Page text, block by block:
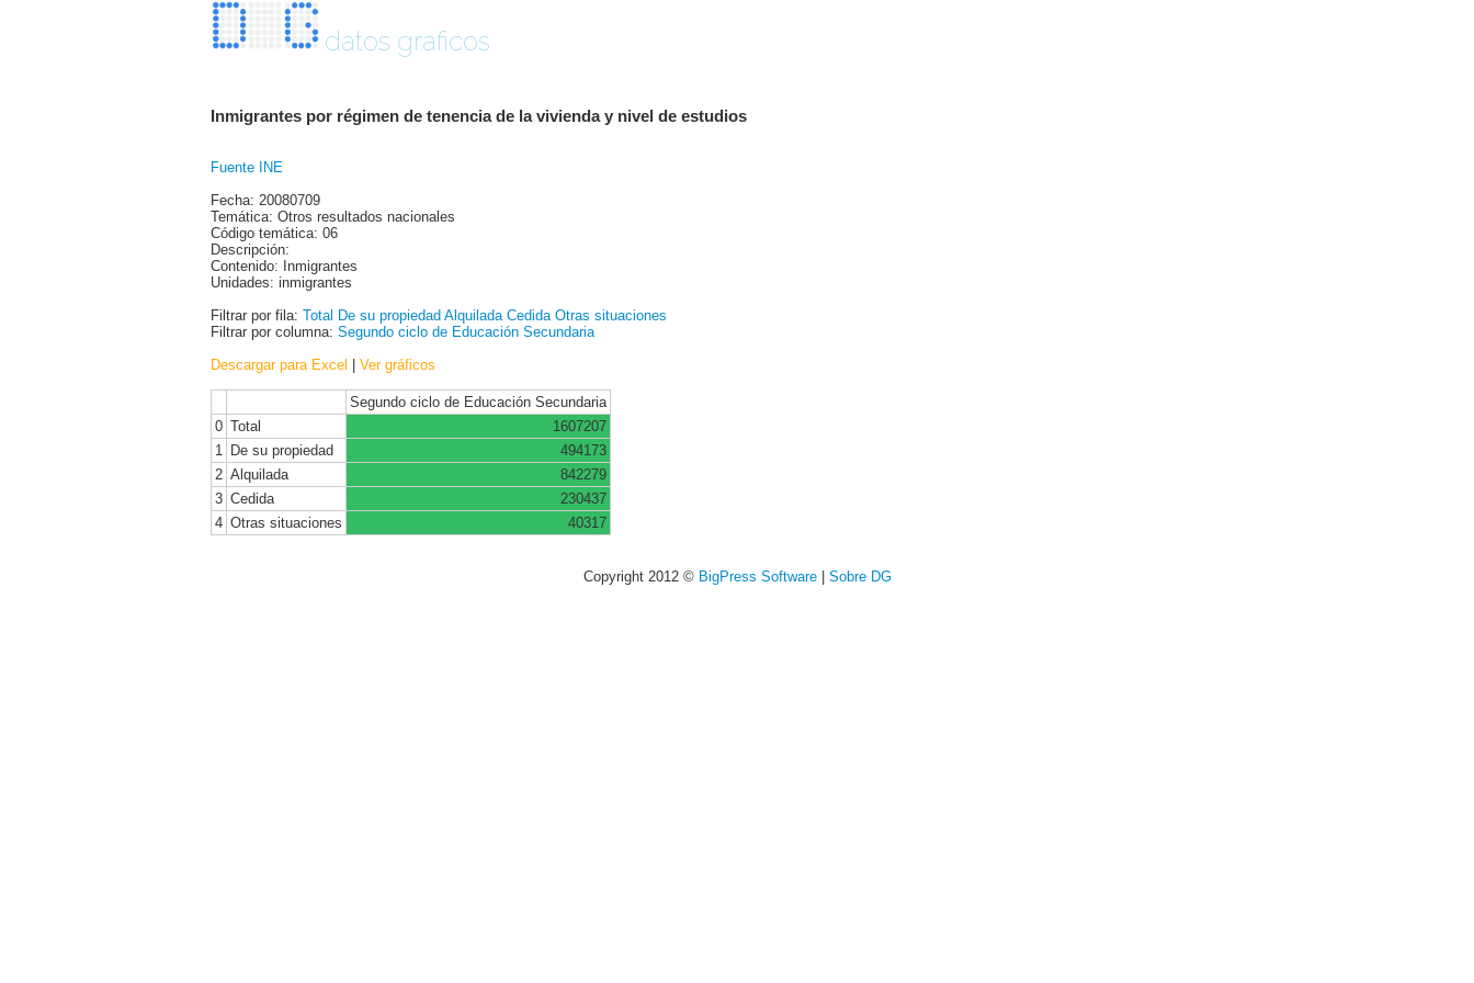
datos graficos
Inmigrantes por régimen de tenencia de la vivienda y nivel de estudios
Fuente INE
Fecha: 20080709
Temática: Otros resultados nacionales
Código temática: 06
Descripción:
Contenido: Inmigrantes
Unidades: inmigrantes
Filtrar por fila: Total De su propiedad Alquilada Cedida Otras situaciones
Filtrar por columna: Segundo ciclo de Educación Secundaria
Descargar para Excel | Ver gráficos
Segundo ciclo de Educación Secundaria
0 Total
1607207
1
De su propiedad
494173
2 Alquilada
842279
3 Cedida
230437
4 Otras situaciones 40317
Copyright 2012 © BigPress Software| Sobre DG